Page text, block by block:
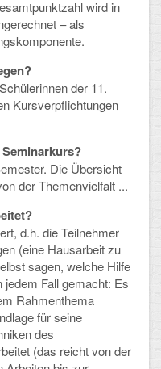
wird in
– als
der 11.
Kursverpflichtungen
Die Übersicht
der Themenvielfalt ...
d.h. die Teilnehmer
(eine Hausarbeit zu
sagen, welche Hilfe
jedem Fall gemacht: Es
Rahmenthema
für seine
des
(das reicht von der